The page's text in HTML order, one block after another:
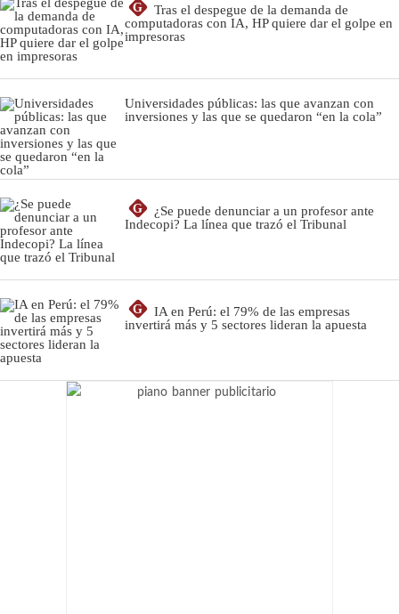
G
Tras el despegue de la demanda de
computadoras con IA, HP quiere dar el golpe en
impresoras
Universidades públicas: las que avanzan con
inversiones y las que se quedaron “en la cola”
G
¿Se puede denunciar a un profesor ante
Indecopi? La línea que trazó el Tribunal
G
IA en Perú: el 79% de las empresas
invertirá más y 5 sectores lideran la apuesta